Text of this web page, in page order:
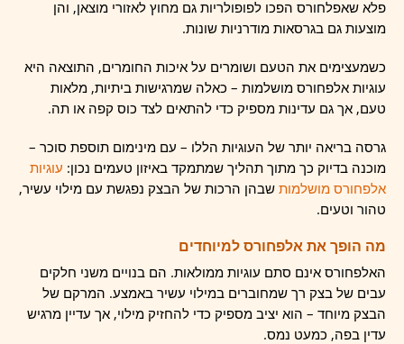
פלא שאפלחורס הפכו לפופולריות גם מחוץ לאזורי מוצאן, והן
מוצעות גם בגרסאות מודרניות שונות.
כשמעצימים את הטעם ושומרים על איכות החומרים, התוצאה היא
עוגיות אלפחורס מושלמות – כאלה שמרגישות ביתיות, מלאות
טעם, אך גם עדינות מספיק כדי להתאים לצד כוס קפה או תה.
גרסה בריאה יותר של העוגיות הללו – עם מינימום תוספת סוכר –
מוכנה בדיוק כך מתוך תהליך שמתמקד באיזון טעמים נכון: עוגיות
אלפחורס מושלמות שבהן הרכות של הבצק נפגשת עם מילוי עשיר,
טהור וטעים.
מה הופך את אלפחורס למיוחדים
האלפחורס אינם סתם עוגיות ממולאות. הם בנויים משני חלקים
עבים של בצק רך שמחוברים במילוי עשיר באמצע. המרקם של
הבצק מיוחד – הוא יציב מספיק כדי להחזיק מילוי, אך עדיין מרגיש
עדין בפה, כמעט נמס.